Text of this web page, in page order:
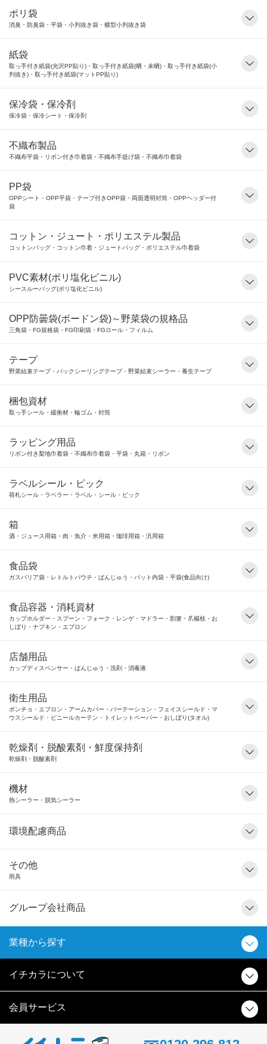
ポリ袋
消臭・防臭袋・平袋・小判抜き袋・横型小判抜き袋
紙袋
取っ手付き紙袋(光沢PP貼り)・取っ手付き紙袋(晒・未晒)・取っ手付き紙袋(小
判抜き)・取っ手付き紙袋(マットPP貼り)
保冷袋・保冷剤
保冷袋・保冷シート・保冷剤
不織布製品
不織布平袋・リボン付き巾着袋・不織布手提げ袋・不織布巾着袋
PP袋
OPPシート・OPP平袋・テープ付きOPP袋・両面透明封筒・OPPヘッダー付
袋
コットン・ジュート・ポリエステル製品
コットンバッグ・コットン巾着・ジュートバッグ・ポリエステル巾着袋
PVC素材(ポリ塩化ビニル)
シースルーバッグ(ポリ塩化ビニル)
OPP防曇袋(ボードン袋)～野菜袋の規格品
三角袋・FG規格袋・FG印刷袋・FGロール・フィルム
テープ
野菜結束テープ・バックシーリングテープ・野菜結束シーラー・養生テープ
梱包資材
取っ手シール・緩衝材・輪ゴム・封筒
ラッピング用品
リボン付き梨地巾着袋・不織布巾着袋・平袋・丸箱・リボン
ラベルシール・ピック
荷札シール・ラベラー・ラベル・シール・ピック
箱
酒・ジュース用箱・肉・魚介・米用箱・珈琲用箱・汎用箱
食品袋
ガスバリア袋・レトルトパウチ・ばんじゅう・バット内袋・平袋(食品向け)
食品容器・消耗資材
カップホルダー・スプーン・フォーク・レンゲ・マドラー・割箸・爪楊枝・お
しぼり・ナプキン・エプロン
店舗用品
カップディスペンサー・ばんじゅう・洗剤・消毒液
衛生用品
ポンチョ・エプロン・アームカバー・パーテーション・フェイスシールド・マ
ウスシールド・ビニールカーテン・トイレットペーパー・おしぼり(タオル)
乾燥剤・脱酸素剤・鮮度保持剤
乾燥剤・脱酸素剤
機材
熱シーラー・脱気シーラー
環境配慮商品
その他
雨具
グループ会社商品
業種から探す
イチカラについて
会員サービス